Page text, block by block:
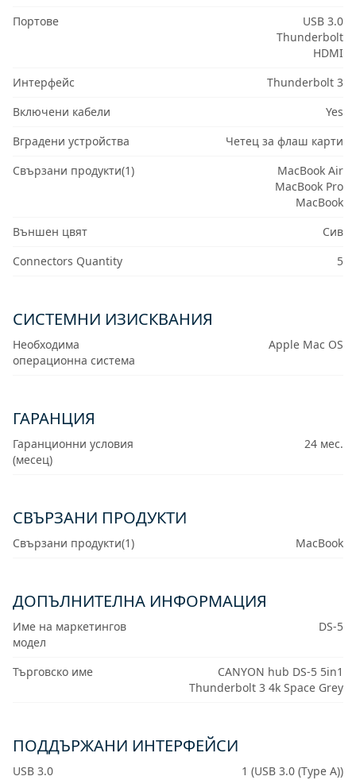
Портове
USB 3.0
Thunderbolt
HDMI
Интерфейс
Thunderbolt 3
Включени кабели
Yes
Вградени устройства
Четец за флаш карти
Свързани продукти(1)
MacBook Air
MacBook Pro
MacBook
Външен цвят
Сив
Connectors Quantity
5
СИСТЕМНИ ИЗИСКВАНИЯ
Необходима
операционна система
Apple Mac OS
ГАРАНЦИЯ
Гаранционни условия
(месец)
24 мес.
СВЪРЗАНИ ПРОДУКТИ
Свързани продукти(1) MacBook
ДОПЪЛНИТЕЛНА ИНФОРМАЦИЯ
Име на маркетингов
модел
DS-5
Търговско име
CANYON hub DS-5 5in1
Thunderbolt 3 4k Space Grey
ПОДДЪРЖАНИ ИНТЕРФЕЙСИ
USB 3.0
1 (USB 3.0 (Type A))